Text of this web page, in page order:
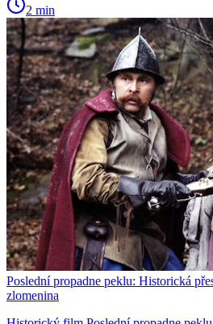
2 min
Poslední propadne peklu: Historická
zlomenina